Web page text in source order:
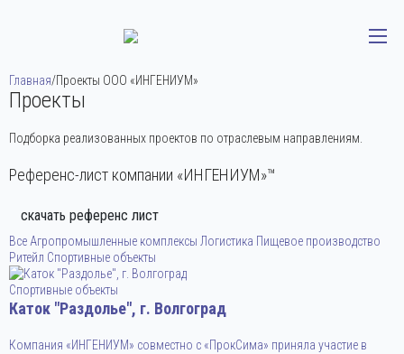
Главная/Проекты ООО «ИНГЕНИУМ»
Проекты
Подборка реализованных проектов по отраслевым направлениям.
Референс-лист компании «ИНГЕНИУМ»™
скачать референс лист
Все Агропромышленные комплексы Логистика Пищевое производство
Ритейл Спортивные объекты
Спортивные объекты
Каток "Раздолье", г. Волгоград
Компания «ИНГЕНИУМ» совместно с «ПрокСима» приняла участие в